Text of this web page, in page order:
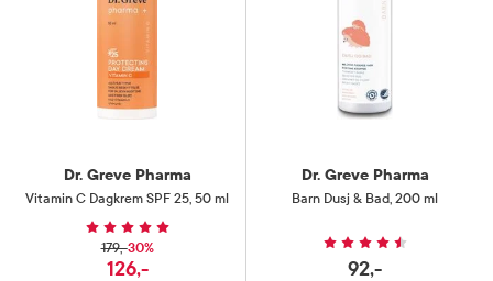
Dr. Greve Pharma
Vitamin C Dagkrem SPF 25, 50 ml
179,-30%
126,-
Dr. Greve Pharma
Barn Dusj & Bad, 200 ml
92,-